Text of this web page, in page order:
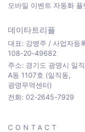
모바일 이벤트 자동화 플
데이타트리플
대표: 강병주 / 사업자등
108-20-49682
주소: 경기도 광명시 일
A동 1107호 (일직동,
광명무역센터)
전화: 02-2645-7929
CONTACT